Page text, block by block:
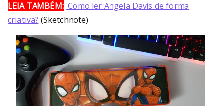
LEIA TAMBÉM: Como ler Angela Davis de forma
criativa? (Sketchnote)